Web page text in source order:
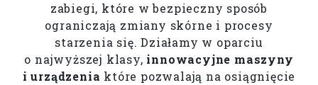
zabiegi, które w bezpieczny sposób
ograniczają zmiany skórne i procesy
starzenia się. Działamy w oparciu
o najwyższej klasy, innowacyjne maszyny
i urządzenia które pozwalają na osiągnięcie